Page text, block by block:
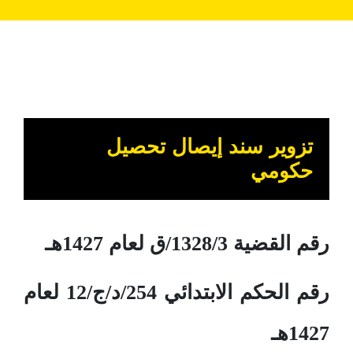
تزوير سند إيصال تحصيل
حكومي
رقم القضية 1328/3/ق لعام 1427هـ
رقم الحكم الابتدائي 254/د/ج/12 لعام
1427هـ